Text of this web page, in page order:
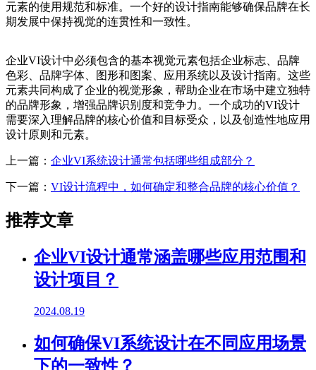
元素的使用规范和标准。一个好的设计指南能够确保品牌在长
期发展中保持视觉的连贯性和一致性。
企业VI设计中必须包含的基本视觉元素包括企业标志、品牌
色彩、品牌字体、图形和图案、应用系统以及设计指南。这些
元素共同构成了企业的视觉形象，帮助企业在市场中建立独特
的品牌形象，增强品牌识别度和竞争力。一个成功的VI设计
需要深入理解品牌的核心价值和目标受众，以及创造性地应用
设计原则和元素。
上一篇： 企业VI系统设计通常包括哪些组成部分？
下一篇： VI设计流程中，如何确定和整合品牌的核心价值？
推荐文章
企业VI设计通常涵盖哪些应用范围和
设计项目？
2024.08.19
如何确保VI系统设计在不同应用场景
下的一致性？